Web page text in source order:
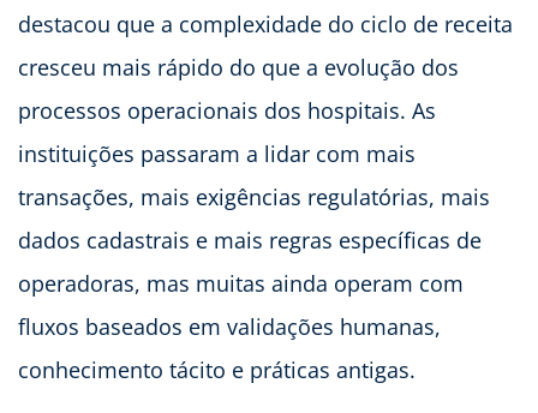
destacou que a complexidade do ciclo de receita
cresceu mais rápido do que a evolução dos
processos operacionais dos hospitais. As
instituições passaram a lidar com mais
transações, mais exigências regulatórias, mais
dados cadastrais e mais regras específicas de
operadoras, mas muitas ainda operam com
fluxos baseados em validações humanas,
conhecimento tácito e práticas antigas.